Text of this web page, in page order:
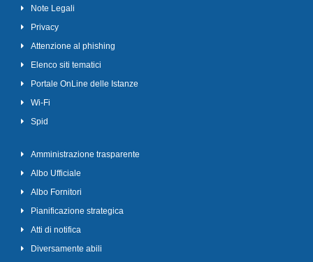
Note Legali
Privacy
Attenzione al phishing
Elenco siti tematici
Portale OnLine delle Istanze
Wi-Fi
Spid
Amministrazione trasparente
Albo Ufficiale
Albo Fornitori
Pianificazione strategica
Atti di notifica
Diversamente abili